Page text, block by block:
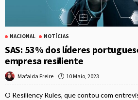
NACIONAL NOTÍCIAS
SAS: 53% dos líderes
empresa resiliente
Mafalda Freire 10 Maio, 2023
O Resiliency Rules, que contou com